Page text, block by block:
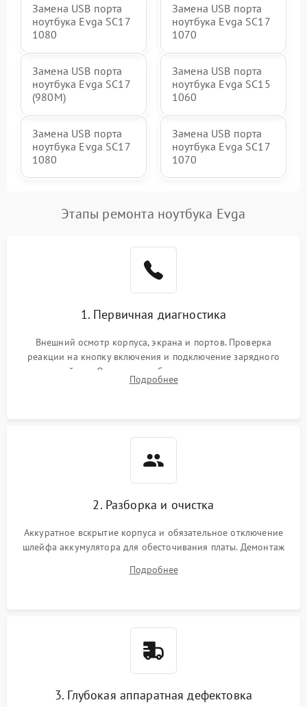
Замена USB порта
ноутбука Evga SC17
1080
Замена USB порта
ноутбука Evga SC17
1070
Замена USB порта
ноутбука Evga SC17
(980M)
Замена USB порта
ноутбука Evga SC15
1060
Замена USB порта
ноутбука Evga SC17
1080
Замена USB порта
ноутбука Evga SC17
1070
Этапы ремонта ноутбука Evga
1. Первичная диагностика
Внешний осмотр корпуса, экрана и портов. Проверка
реакции на кнопку включения и подключение зарядного
устройства. Оценка потребления тока с помощью
лабораторного блока питания для локализации проблемы.
Подробнее
2. Разборка и очистка
Аккуратное вскрытие корпуса и обязательное отключение
шлейфа аккумулятора для обесточивания платы. Демонтаж
высохшей термопасты с кристаллов чипов.
Подробнее
3. Глубокая аппаратная дефектовка